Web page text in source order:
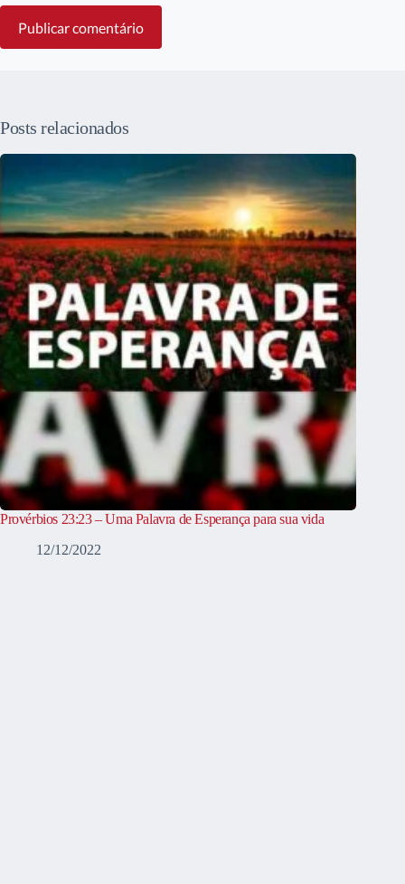
Publicar comentário
Posts relacionados
Provérbios 23:23 – Uma Palavra de Esperança para sua vida
12/12/2022